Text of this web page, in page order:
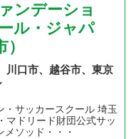
ンデーショ
ル・ジャパ
川口市、越谷市、東京
・サッカースクール 埼玉
マドリード財団公式サッ
ソッド・・・